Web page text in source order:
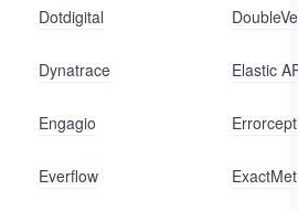
Dotdigital
Dynatrace Elastic
Engagio
Everflow